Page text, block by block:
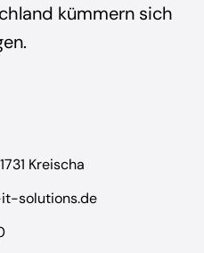
kümmern sich
Kreischa
solutions.de